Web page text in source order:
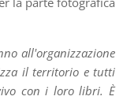
all'organizzazione
il territorio e tutti
con i loro libri. È